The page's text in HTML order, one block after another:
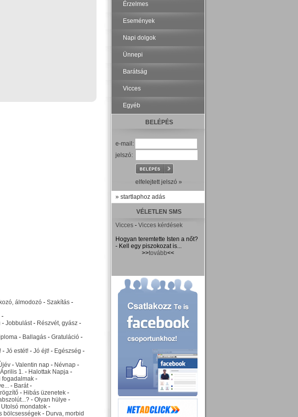
álmodozó - Szakítás -
-
- Jobbulást- Részvét, gyász -
- Ballagás - Gratuláció -
- Jó estét! - Jó éjt! - Egészség -
- Valentin nap - Névnap -
Április 1. - Halottak Napja -
fogadalmak -
- Barát-
- Hibás üzenetek -
- Olyan hülye -
Utolsó mondatok -
bölcsességek - Durva, morbid
Érzelmes
Események
Napi dolgok
Ünnepi
Barátság
Vicces
Egyéb
BELÉPÉS
e-mail:
jelszó:
elfelejtett jelszó »
» startlaphoz adás
VÉLETLEN SMS
Vicces - Vicces kérdések
Hogyan teremtette Isten a nőt?
- Kell egy piszokozat is...
>>tovább<<